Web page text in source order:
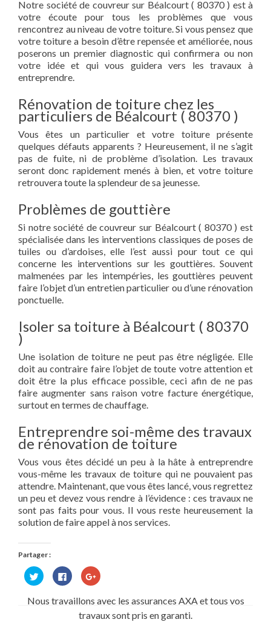
Notre société de couvreur sur Béalcourt ( 80370 ) est à
votre écoute pour tous les problèmes que vous
rencontrez au niveau de votre toiture. Si vous pensez que
votre toiture a besoin d’être repensée et améliorée, nous
poserons un premier diagnostic qui confirmera ou non
votre idée et qui vous guidera vers les travaux à
entreprendre.
Rénovation de toiture chez les
particuliers de Béalcourt ( 80370 )
Vous êtes un particulier et votre toiture présente
quelques défauts apparents ? Heureusement, il ne s’agit
pas de fuite, ni de problème d’isolation. Les travaux
seront donc rapidement menés à bien, et votre toiture
retrouvera toute la splendeur de sa jeunesse.
Problèmes de gouttière
Si notre société de couvreur sur Béalcourt ( 80370 ) est
spécialisée dans les interventions classiques de poses de
tuiles ou d’ardoises, elle l’est aussi pour tout ce qui
concerne les interventions sur les gouttières. Souvent
malmenées par les intempéries, les gouttières peuvent
faire l’objet d’un entretien particulier ou d’une rénovation
ponctuelle.
Isoler sa toiture à Béalcourt ( 80370
)
Une isolation de toiture ne peut pas être négligée. Elle
doit au contraire faire l’objet de toute votre attention et
doit être la plus efficace possible, ceci afin de ne pas
faire augmenter sans raison votre facture énergétique,
surtout en termes de chauffage.
Entreprendre soi-même des travaux
de rénovation de toiture
Vous vous êtes décidé un peu à la hâte à entreprendre
vous-même les travaux de toiture qui ne pouvaient pas
attendre. Maintenant, que vous êtes lancé, vous regrettez
un peu et devez vous rendre à l’évidence : ces travaux ne
sont pas faits pour vous. Il vous reste heureusement la
solution de faire appel à nos services.
Partager :
Cliquez
pour
partager
Twitter(ouvre
Cliquez
pour
partager
sur
Facebook(ouvre
dans
une
Cliquez
pour
Google+
dans
Nous travaillons avec les assurances AXA et tous vos
travaux sont pris en garanti.